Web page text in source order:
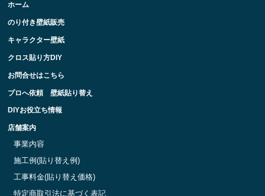
ホーム
のり付き壁紙販売
キャラクター壁紙
クロス貼り方DIY
お問合せはこちら
プロへ依頼 壁紙貼り替え
DIYお役立ち情報
店舗案内
事業内容
施工例(貼り替え例)
工事料金(貼り替え価格)
特定商取引法に基づく表記